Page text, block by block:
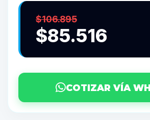
$106.895
$85.516
COTIZAR VÍA